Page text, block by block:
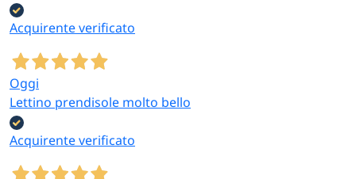
Acquirente verificato
Oggi
Lettino prendisole molto bello
Acquirente verificato